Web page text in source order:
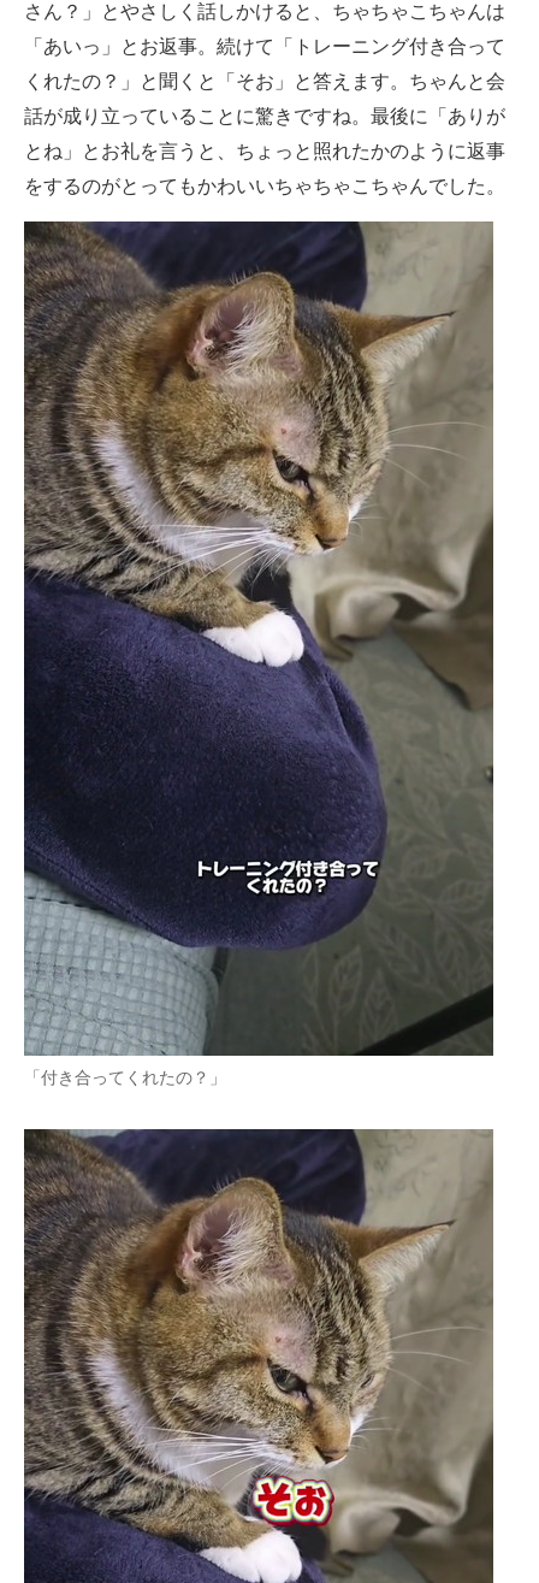
さん？」とやさしく話しかけると、ちゃちゃこちゃんは
「あいっ」とお返事。続けて「トレーニング付き合って
くれたの？」と聞くと「そお」と答えます。ちゃんと会
話が成り立っていることに驚きですね。最後に「ありが
とね」とお礼を言うと、ちょっと照れたかのように返事
をするのがとってもかわいいちゃちゃこちゃんでした。
「付き合ってくれたの？」